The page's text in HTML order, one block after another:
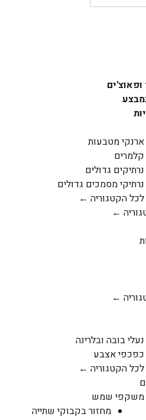
ארנקי מטבעות
קלמרים
נרתיקים גדולים
נרתיקי מסמכים גדולים
לכל הקטגוריה ←
←
←
נעלי בובה ובלרינה
כפכפי אצבע
לכל הקטגוריה ←
משקפי שמש
מחזור בקבוקי שתייה